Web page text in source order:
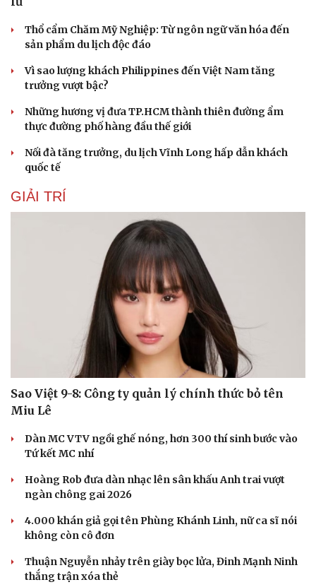
Tư vấn
Săn Tour
check-in
Câu chuyện thời sự
Hạt giống tâm hồn
Thổ cẩm Chăm Mỹ Nghiệp: Từ ngôn ngữ văn hóa đến
sản phẩm du lịch độc đáo
Vì sao lượng khách Philippines đến Việt Nam tăng
trưởng vượt bậc?
Những hương vị đưa TP.HCM thành thiên đường ẩm
thực đường phố hàng đầu thế giới
Nối đà tăng trưởng, du lịch Vĩnh Long hấp dẫn khách
quốc tế
GIẢI TRÍ
Sao Việt 9-8: Công ty quản lý chính thức bỏ tên
Miu Lê
Dàn MC VTV ngồi ghế nóng, hơn 300 thí sinh bước vào
Tứ kết MC nhí
Hoàng Rob đưa dàn nhạc lên sân khấu Anh trai vượt
ngàn chông gai 2026
4.000 khán giả gọi tên Phùng Khánh Linh, nữ ca sĩ nói
không còn cô đơn
Thuận Nguyễn nhảy trên giày bọc lửa, Đinh Mạnh Ninh
thắng trận xóa thẻ